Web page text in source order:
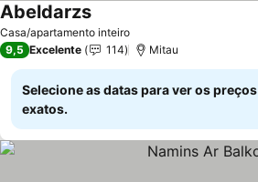
Casa/apartamento inteiro
AbeldarzsVer preços
9,5 Excelente 114 Mitau
Selecione as datas para ver os preços
exatos.